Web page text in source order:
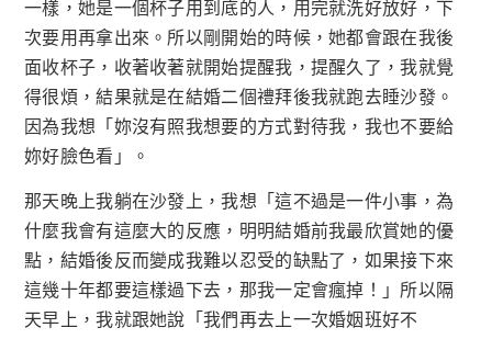
一樣，她是一個杯子用到底的人，用完就洗好放好，下
次要用再拿出來。所以剛開始的時候，她都會跟在我後
面收杯子，收著收著就開始提醒我，提醒久了，我就覺
得很煩，結果就是在結婚二個禮拜後我就跑去睡沙發。
因為我想「妳沒有照我想要的方式對待我，我也不要給
妳好臉色看」。
那天晚上我躺在沙發上，我想「這不過是一件小事，為
什麼我會有這麼大的反應，明明結婚前我最欣賞她的優
點，結婚後反而變成我難以忍受的缺點了，如果接下來
這幾十年都要這樣過下去，那我一定會瘋掉！」所以隔
天早上，我就跟她說「我們再去上一次婚姻班好不